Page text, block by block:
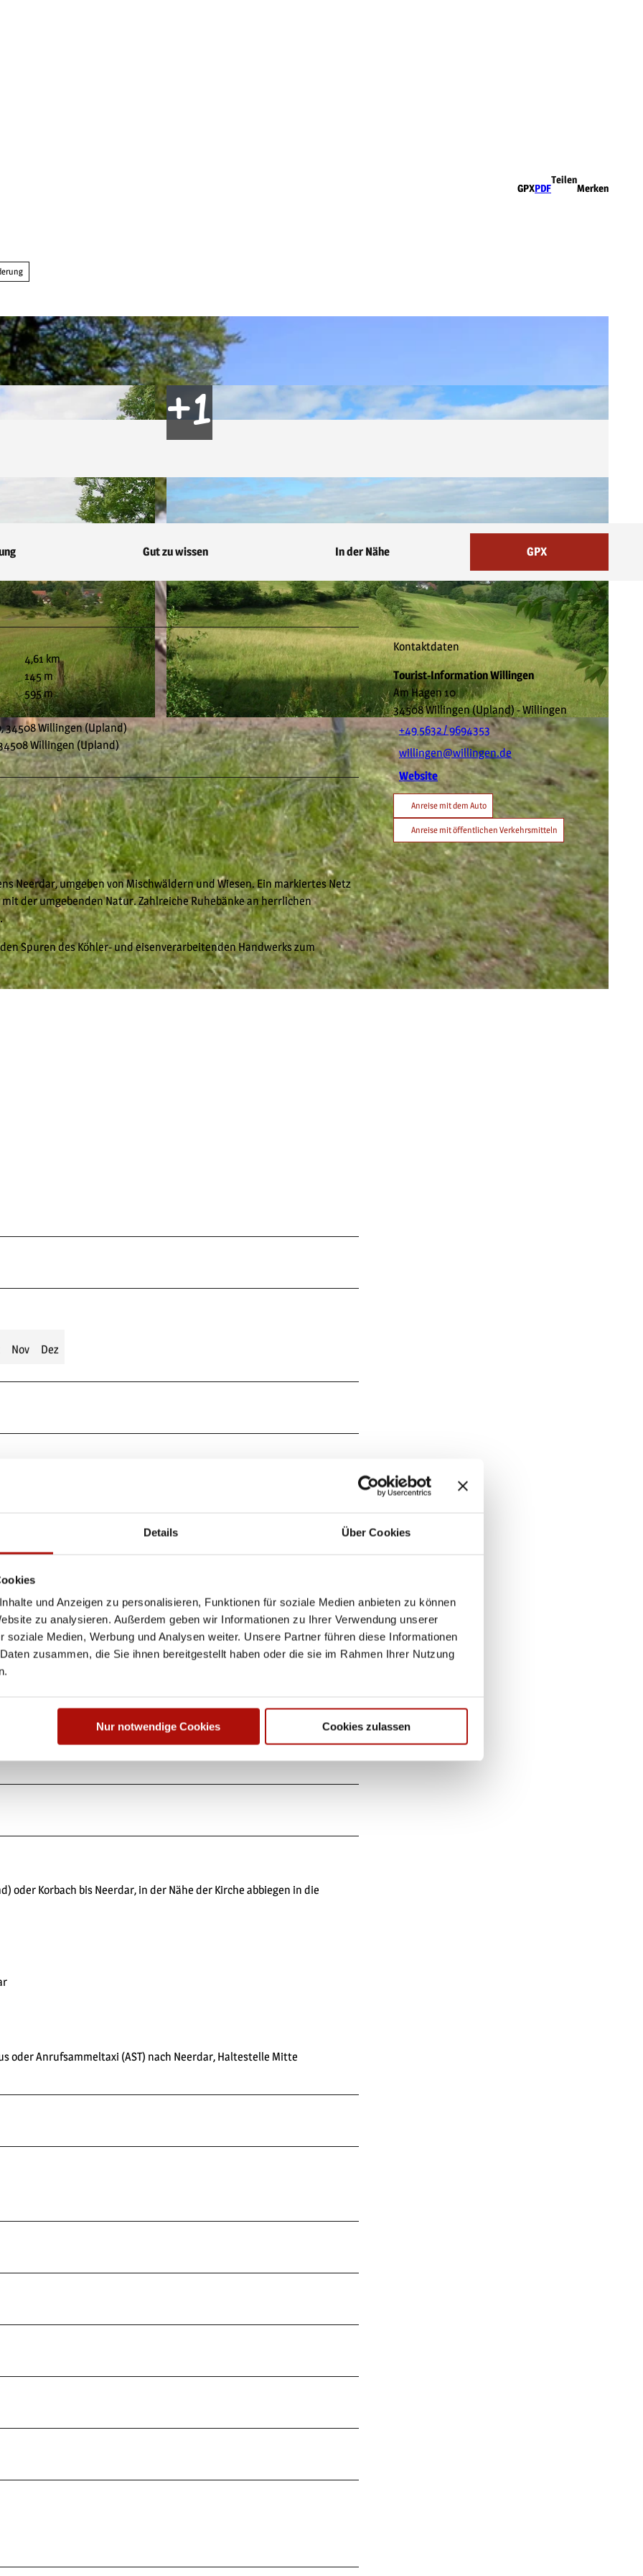
Details Über Cookies
und Anzeigen zu personalisieren, Funktionen für soziale Medien anbieten zu können
zu analysieren. Außerdem geben wir Informationen zu Ihrer Verwendung unserer
soziale Medien, Werbung und Analysen weiter. Unsere Partner führen diese Informationen
zusammen, die Sie ihnen bereitgestellt haben oder die sie im Rahmen Ihrer Nutzung
Nur notwendige Cookies Cookies zulassen
GPXPDF
Teilen
Merken
© Harald Wilke, Neerdar |CC-BY-SA
Gut zu wissen In der Nähe GPX
4,61 km
145 m
595 m
34508 Willingen (Upland)
Willingen (Upland)
Neerdar, umgeben von Mischwäldern und Wiesen. Ein markiertes Netz
der umgebenden Natur. Zahlreiche Ruhebänke an herrlichen
Spuren des Köhler- und eisenverarbeitenden Handwerks zum
Nov Dez
„Zur Padbeck“ und danach der Straße „Auf dem Busche“. Vorbei
rund 600 Höhenmetern auf den „Büh“. Dort geht es fast eben durch
und anschließend durch Feld und Flur zurück nach Neerdar.
Rucksackverpflegung und ausreichend Flüssigkeit (Wasser, Tee).
oder Korbach bis Neerdar, in der Nähe der Kirche abbiegen in die
oder Anrufsammeltaxi (AST) nach Neerdar, Haltestelle Mitte
Kontaktdaten
Tourist-Information Willingen
Am Hagen 10
34508Willingen (Upland)- Willingen
+49 5632 / 9694353
willingen@willingen.de
Website
Anreise mit dem Auto
Anreise mit öffentlichen Verkehrsmitteln